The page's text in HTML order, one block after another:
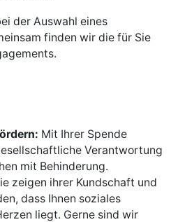
der Auswahl eines
finden wir die für Sie
Mit Ihrer Spende
Verantwortung
mit Behinderung.
zeigen ihrer Kundschaft und
dass Ihnen soziales
liegt. Gerne sind wir